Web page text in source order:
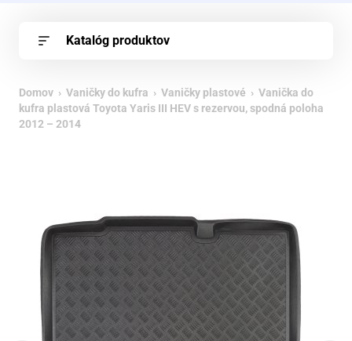
Katalóg produktov
Domov › Vaničky do kufra › Vaničky plastové › Vanička do
kufra plastová Toyota Yaris III HEV s rezervou, spodná poloha
2012 – 2014